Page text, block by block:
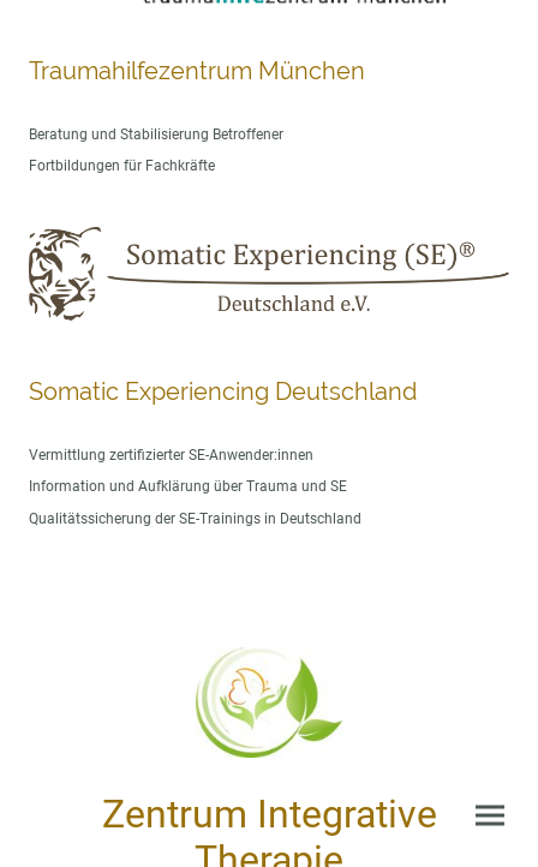
Traumahilfezentrum München
Beratung und Stabilisierung Betroffener
Fortbildungen für Fachkräfte
Somatic Experiencing Deutschland
Vermittlung zertifizierter SE-Anwender:innen
Information und Aufklärung über Trauma und SE
Qualitätssicherung der SE-Trainings in Deutschland
Zentrum Integrative